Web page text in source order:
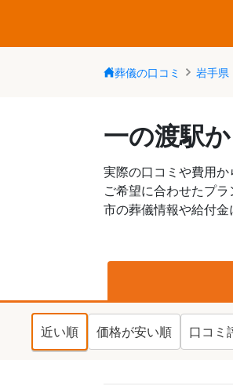
葬儀の口コミ 岩手県
一の渡駅
実際の口コミや費用
ご希望に合わせたプ
市の葬儀情報や給付
近い順 価格が安い順 口コミ